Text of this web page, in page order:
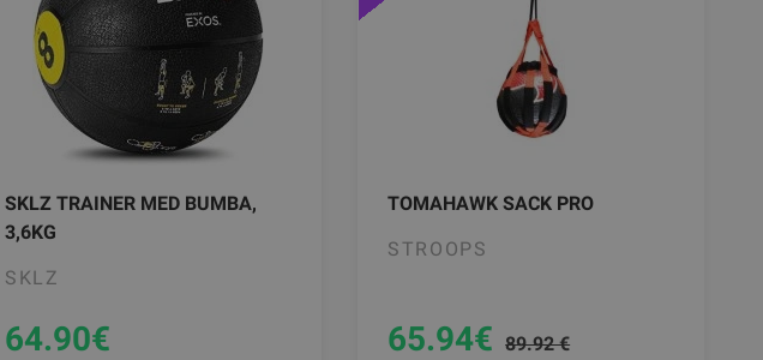
SKLZ TRAINER MED BUMBA,
3,6KG
SKLZ
64.90€
TOMAHAWK SACK PRO
STROOPS
65.94€ 89.92 €